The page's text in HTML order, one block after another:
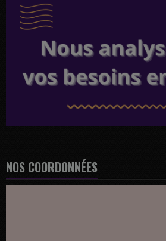
NOS COORDONNÉES